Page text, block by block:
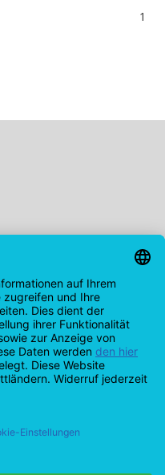
1
Online Shop